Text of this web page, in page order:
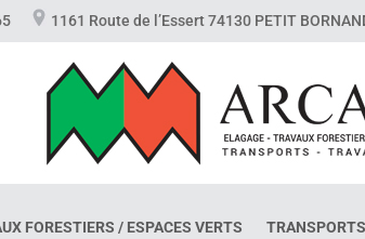
65 1161 Route de l’Essert 74130 PETIT
FORESTIERS / ESPACES VERTS